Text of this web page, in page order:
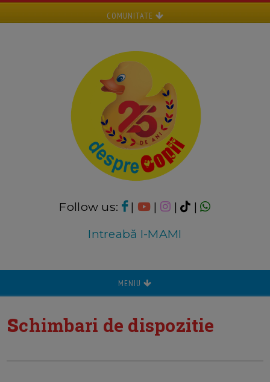
COMUNITATE
Follow us: | | |
|
Intreabă I-MAMI
MENIU
schimbari de dispozitie